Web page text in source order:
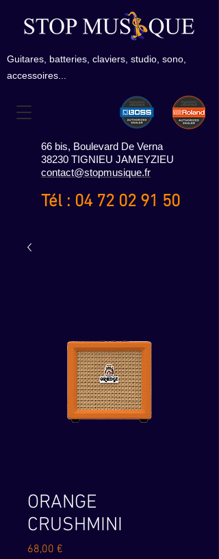
Guitares, batteries, claviers, studio, sono,
accessoires...
66 bis, Boulevard De Verna
38230 TIGNIEU JAMEYZIEU
contact@stopmusique.fr
Tél : 04 72 02 91 50
ORANGE
CRUSHMINI
68,00 €